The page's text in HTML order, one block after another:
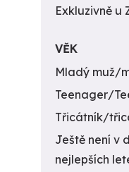
Exkluzivně u
VĚK
Mladý muž/
Teenager/
Třicátník/
Ještě není v
nejlepších